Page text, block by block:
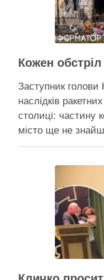
Активісти
Заступник голови
наслідків
столиці: частину
місто ще не
казни міста ще
при цьому деякі
містян …
Активісти